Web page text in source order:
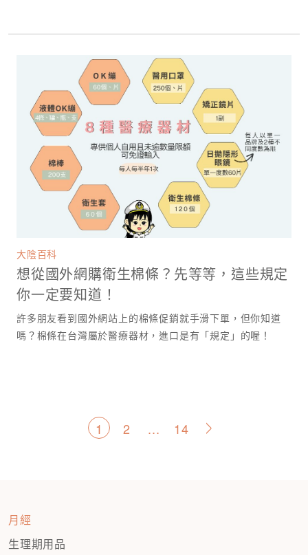
大陰百科
想從國外網購衛生棉條？先等等，這些規定
你一定要知道！
許多朋友看到國外網站上的棉條促銷就手滑下單，但你知道
嗎？棉條在台灣屬於醫療器材，進口是有「規定」的喔！
文
1 2 ... 14 >
月經
生理期用品